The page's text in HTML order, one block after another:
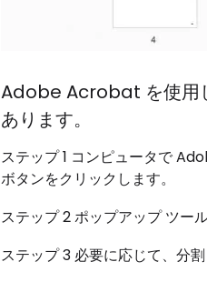
Adobe Acrobat を使用
あります。
ステップ 1 コンピュータで
ボタンをクリックします。
ステップ 2 ポップアップ ツー
ステップ 3 必要に応じて、分